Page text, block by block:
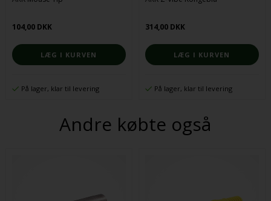
104,00 DKK
På lager, klar til levering
314,00 DKK
På lager, klar til levering
Andre købte også